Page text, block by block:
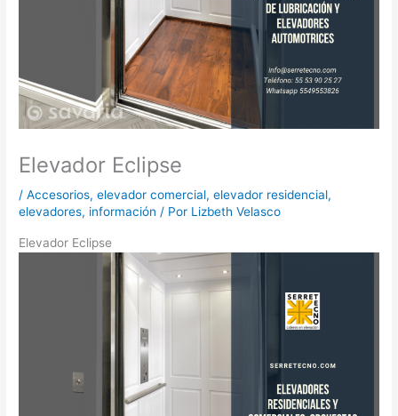
Elevador Eclipse
/Accesorios,elevador comercial,elevador residencial,
elevadores, información / Por Lizbeth Velasco
Elevador Eclipse